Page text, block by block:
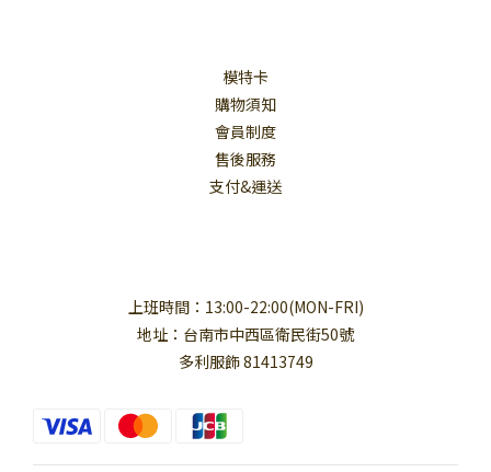
模特卡
購物須知
會員制度
售後服務
支付&運送
上班時間：13:00-22:00(MON-FRI)
地址：台南市中西區衛民街50號
多利服飾 81413749